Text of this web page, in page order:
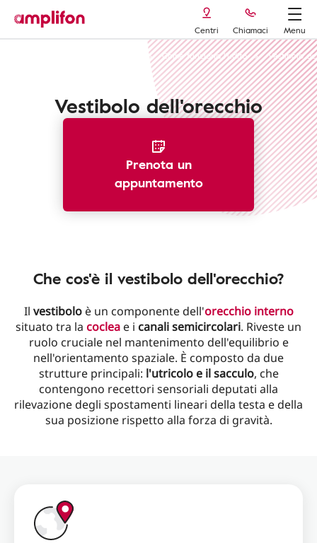
Centri Chiamaci
Menu
Come funziona l'udito Vestibolo
Vestibolo dell'orecchio
Prenota un
appuntamento
Che cos'è il vestibolo dell'orecchio?
Il vestibolo è un componente dell'orecchio interno
situato tra la coclea e i canali semicircolari. Riveste un
ruolo cruciale nel mantenimento dell'equilibrio e
nell'orientamento spaziale. È composto da due
strutture principali: l'utricolo e il sacculo, che
contengono recettori sensoriali deputati alla
rilevazione degli spostamenti lineari della testa e della
sua posizione rispetto alla forza di gravità.